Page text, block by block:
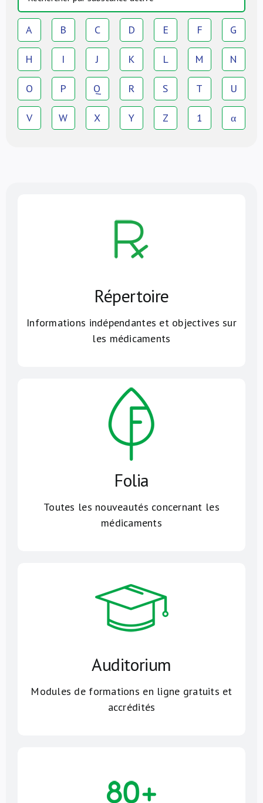
A B C D E F G
H I J K L M N
O P Q R S T U
V W X Y Z 1 α
Répertoire
Informations indépendantes et objectives sur
les médicaments
Folia
Toutes les nouveautés concernant les
médicaments
Auditorium
Modules de formations en ligne gratuits et
accrédités